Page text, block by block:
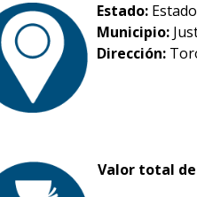
Estado:
Municipio:
Dirección:
Valor total